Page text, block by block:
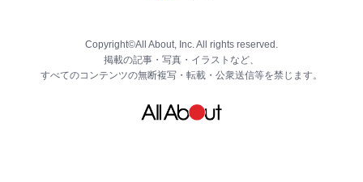
Copyright©All About, Inc. All rights reserved.
掲載の記事・写真・イラストなど、
すべてのコンテンツの無断複写・転載・公衆送信等を禁じます。